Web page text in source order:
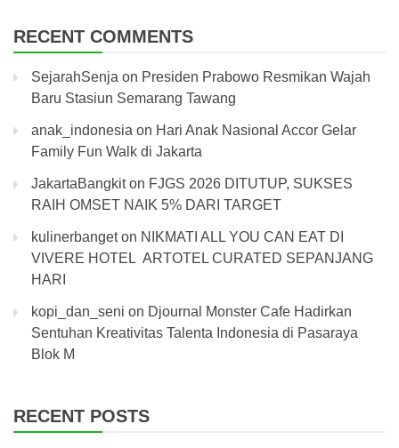
RECENT COMMENTS
SejarahSenja on Presiden Prabowo Resmikan Wajah
Baru Stasiun Semarang Tawang
anak_indonesia on Hari Anak Nasional Accor Gelar
Family Fun Walk di Jakarta
JakartaBangkiton FJGS 2026 DITUTUP, SUKSES
RAIH OMSET NAIK 5% DARI TARGET
kulinerbangeton NIKMATI ALL YOU CAN EAT DI
VIVERE HOTEL ARTOTEL CURATED SEPANJANG
HARI
kopi_dan_seni on Djournal Monster Cafe Hadirkan
Sentuhan Kreativitas Talenta Indonesia di Pasaraya
Blok M
RECENT POSTS